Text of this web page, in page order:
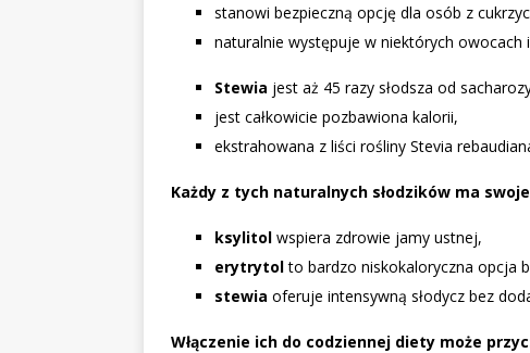
stanowi bezpieczną opcję dla osób z
naturalnie występuje w niektórych
Stewia jest aż 45 razy słodsza od
jest całkowicie pozbawiona kalorii,
ekstrahowana z liści rośliny Stevia
Każdy z tych naturalnych słodzików ma
ksylitol wspiera zdrowie jamy ustnej,
erytrytolto bardzo niskokaloryczna opcja
stewia oferuje intensywną słodycz bez
Włączenie ich do codziennej diety może